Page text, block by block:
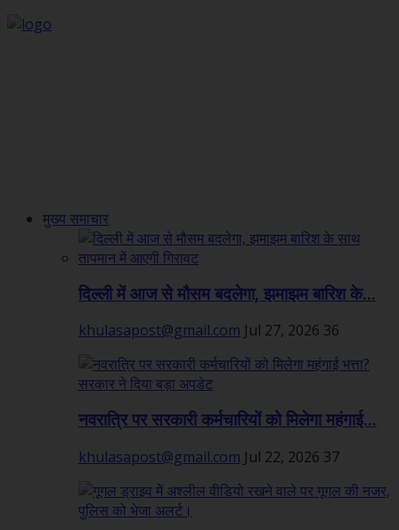
मुख्य समाचार
दिल्ली में आज से मौसम बदलेगा, झमाझम बारिश के...
khulasapost@gmail.com Jul 27, 2026 36
नवरात्रि पर सरकारी कर्मचारियों को मिलेगा महंगाई...
khulasapost@gmail.com Jul 22, 2026 37